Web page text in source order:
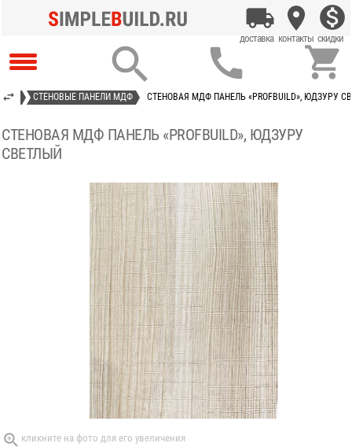
  
СТЕНОВЫЕ ПАНЕЛИ МДФ СТЕНОВАЯ МДФ ПАНЕЛЬ «PROFBUILD», ЮДЗУРУ
СТЕНОВАЯ МДФ ПАНЕЛЬ «PROFBUILD», ЮДЗУРУ
СВЕТЛЫЙ